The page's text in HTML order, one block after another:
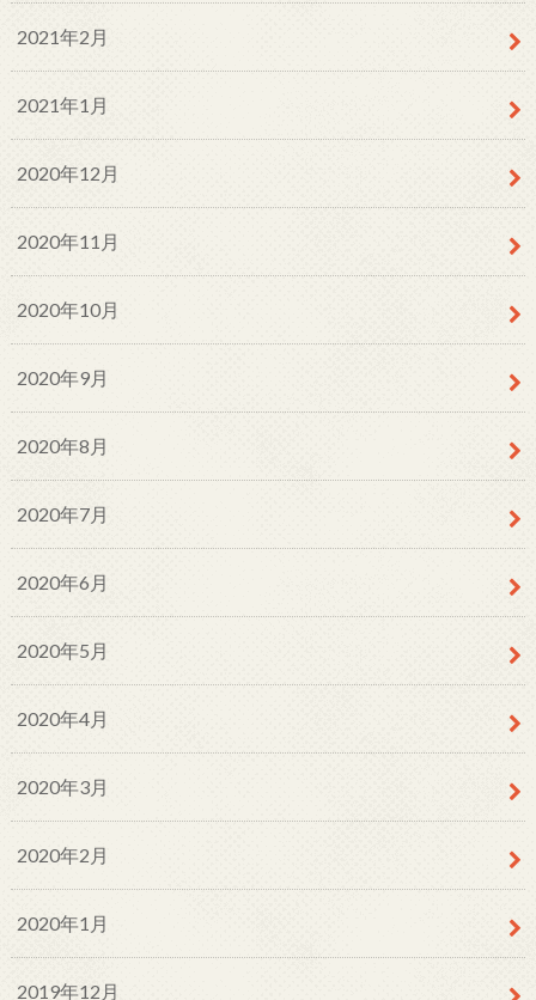
2021年2月
2021年1月
2020年12月
2020年11月
2020年10月
2020年9月
2020年8月
2020年7月
2020年6月
2020年5月
2020年4月
2020年3月
2020年2月
2020年1月
2019年12月